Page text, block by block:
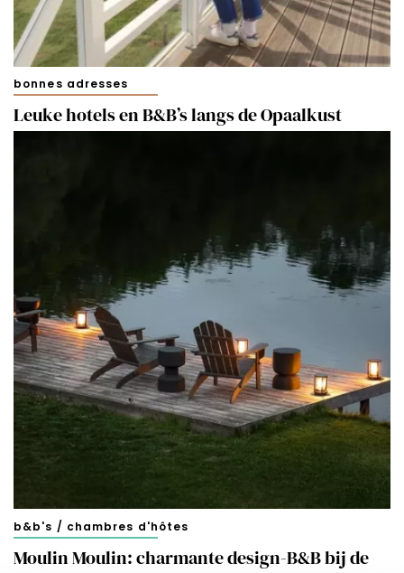
bonnes adresses
Leuke hotels en B&B’s langs de Opaalkust
b&b's / chambres d'hôtes
Moulin Moulin: charmante design-B&B bij de